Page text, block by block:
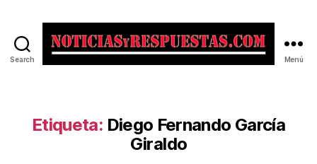
Search Menú
Etiqueta: Diego Fernando García
Giraldo